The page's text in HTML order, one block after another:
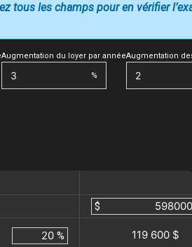
Augmentation du loyer par année
%
Augmentation
tous les champs pour en vérifier
$
% 119 600 $